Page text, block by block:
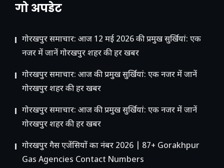
गो अपडेट
गोरखपुर समाचार: आज 12 मई 2026 की प्रमुख सुर्खियां: एक
नजर में जानें गोरखपुर शहर की हर खबर
गोरखपुर समाचार: आज की प्रमुख सुर्खियां: एक नजर में जानें
गोरखपुर शहर की हर खबर
गोरखपुर समाचार: आज की प्रमुख सुर्खियां: एक नजर में जानें
गोरखपुर शहर की हर खबर
गोरखपुर गैस एजेंसियों का नंबर 2026 | 87+ Gorakhpur
Gas Agencies Contact Numbers